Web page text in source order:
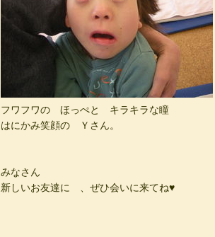
フワフワの ほっぺと キラキラな瞳
はにかみ笑顔の Ｙさん。
みなさん
新しいお友達に 、ぜひ会いに来てね♥